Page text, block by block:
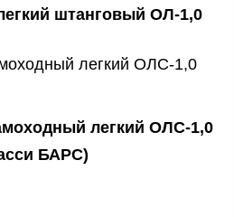
штанговый ОЛ-1,0
легкий ОЛС-1,0
БАРС)